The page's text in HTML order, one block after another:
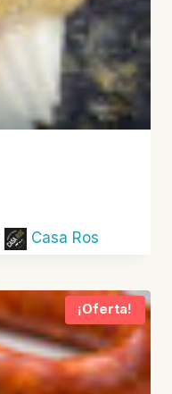
Casa Ros
¡Oferta!